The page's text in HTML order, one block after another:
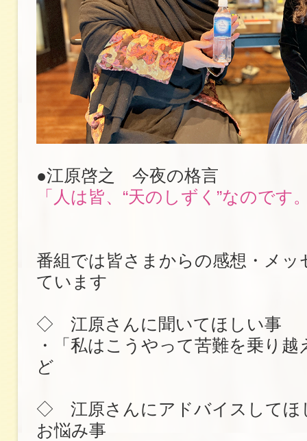
●江原啓之 今夜の格言
「人は皆、“天のしずく”なのです
番組では皆さまからの感想・メッ
ています
◇ 江原さんに聞いてほしい事
・「私はこうやって苦難を乗り越
ど
◇ 江原さんにアドバイスしてほ
お悩み事